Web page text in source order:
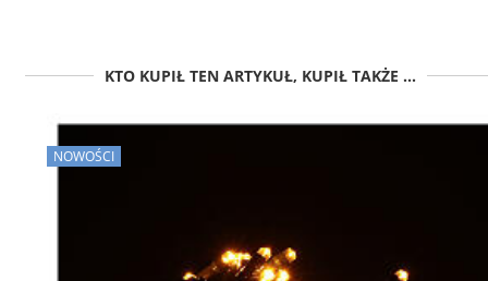
KTO KUPIŁ TEN ARTYKUŁ, KUPIŁ TAKŻE ...
NOWOŚCI